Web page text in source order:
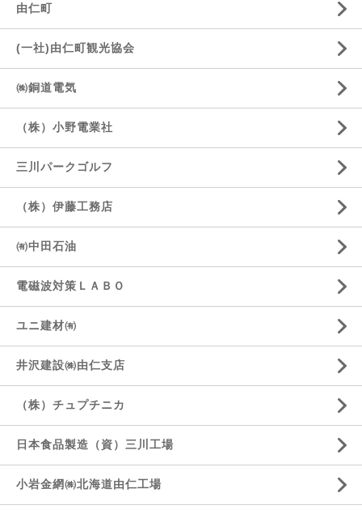
由仁町
(一社)由仁町観光協会
㈱銅道電気
（株）小野電業社
三川パークゴルフ
（株）伊藤工務店
㈲中田石油
電磁波対策ＬＡＢＯ
ユニ建材㈲
井沢建設㈱由仁支店
（株）チュプチニカ
日本食品製造（資）三川工場
小岩金網㈱北海道由仁工場